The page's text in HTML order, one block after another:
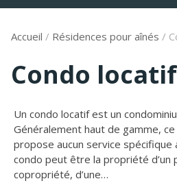
Accueil / Résidences pour aînés /
Condo locatif
Un condo locatif est un
Généralement haut de gamme,
propose aucun service spécifique
condo peut être la propriété d’un
copropriété, d’une…